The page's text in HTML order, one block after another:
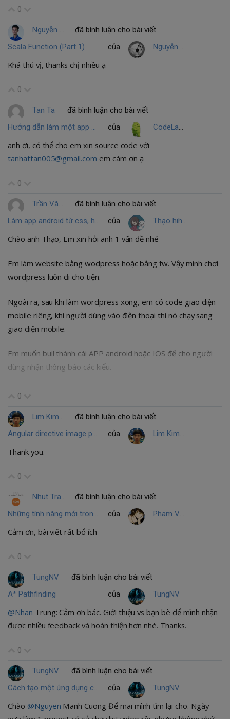
0
Nguyễn Duy Tá
đã bình luận cho bài viết
Scala Function (Part 1)
của Nguyễn Hương
Khá thú vị, thanks chị nhiều ạ
0
Tan Ta
đã bình luận cho bài viết
Hướng dẫn làm một app nghe nhạc online và offline đơn giản (Part 2-1)
của CodeLamGi
anh ơi, có thể cho em xin source code với
tanhattan005@gmail.com em cám ơn ạ
0
Trần Văn Ngọc
đã bình luận cho bài viết
Làm app android từ css, html và js bằng PhoneGap
của Thạo hihihihihihihihihihi
Chào anh Thạo, Em xin hỏi anh 1 vấn đề nhé
Em làm website bằng wodpress hoặc bằng fw. Vậy mình chơi
wordpress luôn đi cho tiện.
Ngoài ra, sau khi làm wordpress xong, em có code giao diện
mobile riêng, khi người dùng vào điện thoại thì nó chạy sang
giao diện mobile.
Em muốn buil thành cái APP android hoặc IOS để cho người
dùng nhận thông báo các kiểu.
Anh có thể mô tả sơ lược các bước mình cần thực hiện để em
Em cài phonegap rồi và em thấy nó như xampp vậy đó, nhưng
0
Lim Kimhuor
đã bình luận cho bài viết
Angular directive image popup với Magnific Popup plugin
của Lim Kimhuor
Thank you.
0
Nhut Tran
đã bình luận cho bài viết
Những tính năng mới trong Laravel 5.3
của Pham Van Duc
Cảm ơn, bài viết rất bổ ích
0
TungNV
đã bình luận cho bài viết
A* Pathfinding
của TungNV
@Nhan Trung: Cảm ơn bác. Giới thiệu vs bạn bè để mình nhận
được nhiều feedback và hoàn thiện hơn nhé. Thanks.
0
TungNV
đã bình luận cho bài viết
Cách tạo một ứng dụng chạy video trên Android application
của TungNV
Chào @Nguyen Manh Cuong Để mai mình tìm lại cho. Ngày